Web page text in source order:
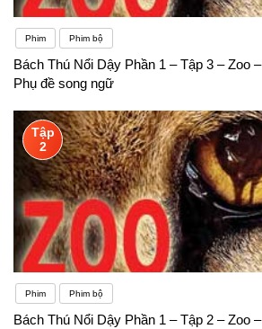
Phim Phim bộ
Bách Thú Nổi Dậy Phần 1 – Tập 3 – Zoo
Phụ đề song ngữ
Tập
2
Phim Phim bộ
Bách Thú Nổi Dậy Phần 1 – Tập 2 – Zoo